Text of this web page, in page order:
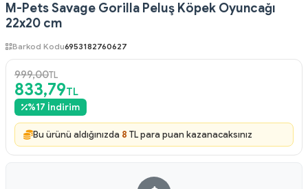
M-Pets Savage Gorilla Peluş Köpek Oyuncağı
22x20 cm
Barkod Kodu6953182760627
999,00TL
833,79TL
%17 İndirim
Bu ürünü aldığınızda 8 TL para puan kazanacaksınız